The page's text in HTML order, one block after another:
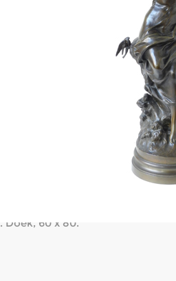
54 x 54 x 35. (Ref.
Met opdracht gesigneerd).
1/8 genummerd. Gesigneerd. 55
Pace Gallery, New York. 101 x
Doek, 60 x 80.